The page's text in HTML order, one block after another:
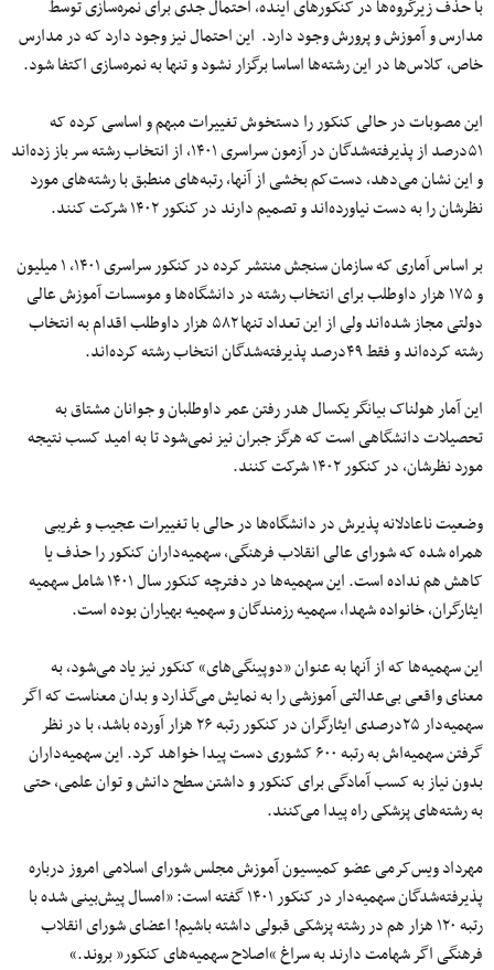
با حذف زیرگروه‌ها در کنکورهای آینده، احتمال جدی برای نمره‌سازی توسط
مدارس و آموزش و پرورش وجود دارد. این احتمال نیز وجود دارد که در مدارس
خاص، کلاس‌ها در این رشته‌ها اساسا برگزار نشود و تنها به نمره‌سازی اکتفا شود.
این مصوبات در حالی کنکور را دستخوش تغییرات مبهم و اساسی کرده که
۵۱درصد از پذیرفته‌شدگان در آزمون سراسری ۱۴۰۱، از انتخاب رشته‌ سر باز زده‌اند
و این نشان می‌دهد، دست‌کم بخشی از آنها، رتبه‌های منطبق با رشته‌های مورد
نظرشان را به دست نیاورده‌اند و تصمیم دارند در کنکور ۱۴۰۲ شرکت کنند.
بر اساس آماری که سازمان سنجش منتشر کرده در کنکور سراسری ۱۴۰۱، ۱ میلیون
و ۱۷۵ هزار داوطلب برای انتخاب رشته در دانشگاه‌ها و موسسات آموزش عالی
دولتی مجاز شده‌اند ولی از این تعداد تنها ۵۸۲ هزار داوطلب اقدام به انتخاب
رشته کرده‌اند و فقط ۴۹درصد پذیرفته‌شدگان انتخاب رشته کرده‌اند.
این آمار هولناک بیانگر یکسال هدر رفتن عمر داوطلبان و جوانان مشتاق به
تحصیلات دانشگاهی است که هرگز جبران نیز نمی‌شود تا به امید کسب نتیجه
مورد نظرشان، در کنکور ۱۴۰۲ شرکت کنند.
وضعیت ناعادلانه پذیرش در دانشگاه‌ها در حالی با تغییرات عجیب و غریبی
همراه شده که شورای عالی انقلاب فرهنگی، سهمیه‌داران کنکور را حذف یا
کاهش هم نداده است. این سهمیه‌ها در دفترچه کنکور سال ۱۴۰۱ شامل سهمیه
ایثارگران، خانواده شهدا، سهمیه رزمندگان و سهمیه بهیاران بوده است.
این سهمیه‌ها که از آنها به عنوان «دوپینگی‌های» کنکور نیز یاد می‌شود، به
معنای واقعی بی‌عدالتی آموزشی را به نمایش می‌گذارد و بدان معناست که اگر
سهمیه‌دار ۲۵درصدی ایثارگران در کنکور رتبه ۲۶ هزار آورده باشد، با در نظر
گرفتن سهمیه‌اش به رتبه ۶۰۰ کشوری دست پیدا خواهد کرد. این سهمیه‌داران
بدون نیاز به کسب آمادگی برای کنکور و داشتن سطح دانش و توان علمی، حتی
به رشته‌های پزشکی راه پیدا می‌کنند.
مهرداد ویس‌کرمی عضو کمیسیون آموزش مجلس شورای اسلامی امروز درباره
پذیرفته‌شدگان سهمیه‌دار در کنکور ۱۴۰۱ گفته است: «امسال پیش‌بینی شده با
رتبه ۱۲۰ هزار هم در رشته پزشکی قبولی داشته باشیم! اعضای شورای انقلاب
فرهنگی اگر شهامت دارند به سراغ “اصلاح سهمیه‌های کنکور” بروند.»